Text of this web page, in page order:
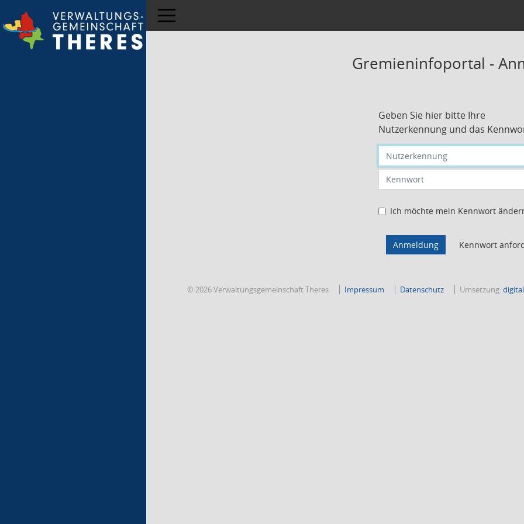
Toggle navigation
Gremieninfoportal -
Geben Sie hier bitte Ihre
Nutzerkennung und das
Nutzerkennung eingeben
Kennwort eingeben
Ich möchte mein Kennwort
© 2026 Verwaltungsgemeinschaft Theres Impressum Datenschutz Umsetzung: